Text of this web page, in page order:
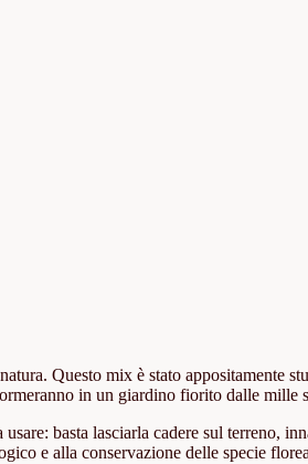
Questo mix è stato appositamente
in un giardino fiorito dalle
basta lasciarla cadere sul terreno,
e alla conservazione delle specie